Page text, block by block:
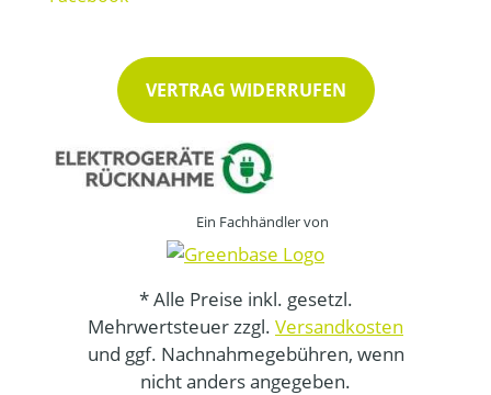
VERTRAG WIDERRUFEN
Ein Fachhändler von
* Alle Preise inkl. gesetzl.
Mehrwertsteuer zzgl. Versandkosten
und ggf. Nachnahmegebühren, wenn
nicht anders angegeben.